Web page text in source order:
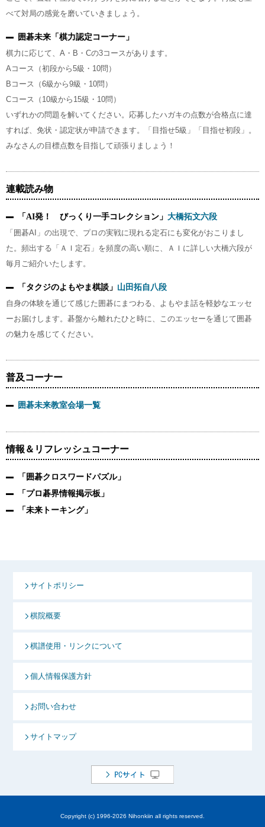
べて対局の感覚を磨いていきましょう。
囲碁未来「棋力認定コーナー」
棋力に応じて、A・B・Cの3コースがあります。
Aコース（初段から5級・10問）
Bコース（6級から9級・10問）
Cコース（10級から15級・10問）
いずれかの問題を解いてください。応募したハガキの点数が合格点に達
すれば、免状・認定状が申請できます。「目指せ5級」「目指せ初段」。
みなさんの目標点数を目指して頑張りましょう！
連載読み物
「AI発！ びっくり一手コレクション」 大橋拓文六段
「囲碁AI」の出現で、プロの実戦に現れる定石にも変化がおこりまし
た。頻出する「ＡＩ定石」を頻度の高い順に、ＡＩに詳しい大橋六段が
毎月ご紹介いたします。
「タクジのよもやま棋談」 山田拓自八段
自身の体験を通じて感じた囲碁にまつわる、よもやま話を軽妙なエッセ
ーお届けします。碁盤から離れたひと時に、このエッセーを通じて囲碁
の魅力を感じてください。
普及コーナー
囲碁未来教室会場一覧
情報＆リフレッシュコーナー
「囲碁クロスワードパズル」
「プロ碁界情報掲示板」
「未来トーキング」
サイトポリシー
棋院概要
棋譜使用・リンクについて
個人情報保護方針
お問い合わせ
サイトマップ
Copyright (c) 1996-2026 Nihonkiin all rights reserved.